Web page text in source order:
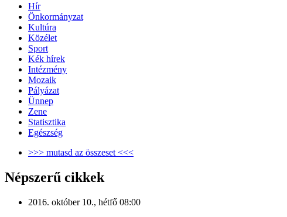
Hír
Önkormányzat
Kultúra
Közélet
Sport
Kék hírek
Intézmény
Mozaik
Pályázat
Ünnep
Zene
Statisztika
Egészség
>>> mutasd az összeset <<<
Népszerű cikkek
2016. október 10., hétfő 08:00